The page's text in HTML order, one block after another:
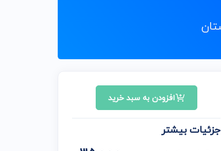
افزودن به سبد خرید
جزئیات بیشتر